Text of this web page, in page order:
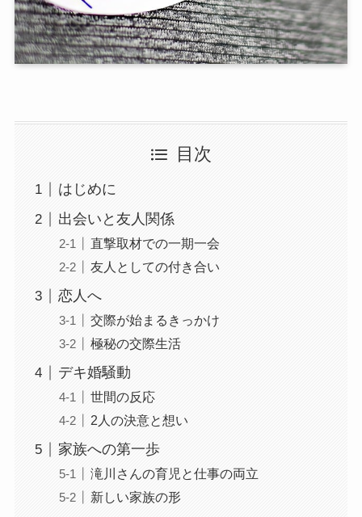
目次
はじめに
出会いと友人関係
直撃取材での一期一会
友人としての付き合い
恋人へ
交際が始まるきっかけ
極秘の交際生活
デキ婚騒動
世間の反応
2人の決意と想い
家族への第一歩
滝川さんの育児と仕事の両立
新しい家族の形